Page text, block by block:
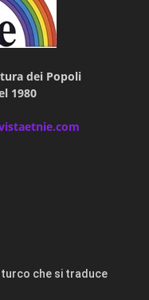
dei Popoli
1980
che si traduce